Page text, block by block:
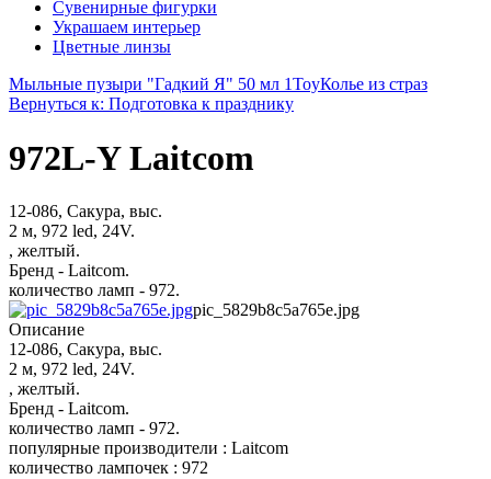
Сувенирные фигурки
Украшаем интерьер
Цветные линзы
Мыльные пузыри "Гадкий Я" 50 мл 1ToyКолье из страз
Вернуться к: Подготовка к празднику
972L-Y Laitcom
12-086, Сакура, выс.
2 м, 972 led, 24V.
, желтый.
Бренд - Laitcom.
количество ламп - 972.
pic_5829b8c5a765e.jpg
Описание
12-086, Сакура, выс.
2 м, 972 led, 24V.
, желтый.
Бренд - Laitcom.
количество ламп - 972.
популярные производители : Laitcom
количество лампочек : 972